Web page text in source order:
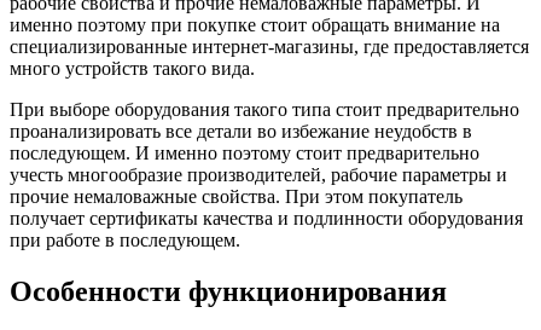
именно поэтому при покупке стоит обращать внимание на
специализированные интернет-магазины, где предоставляется
много устройств такого вида.
При выборе оборудования такого типа стоит предварительно
проанализировать все детали во избежание неудобств в
последующем. И именно поэтому стоит предварительно
учесть многообразие производителей, рабочие параметры и
прочие немаловажные свойства. При этом покупатель
получает сертификаты качества и подлинности оборудования
при работе в последующем.
Особенности функционирования